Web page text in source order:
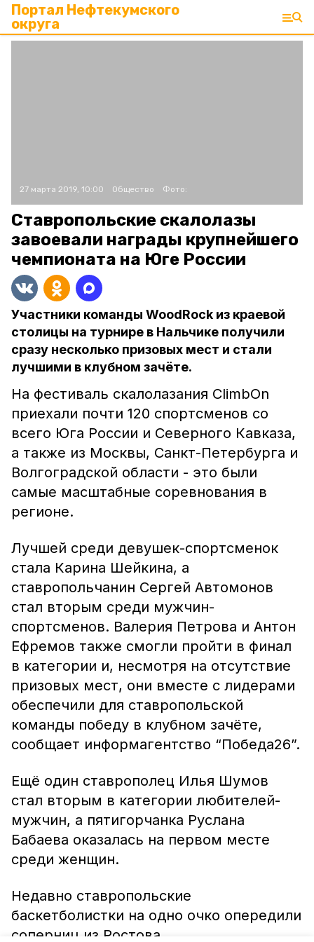
Портал Нефтекумского
округа
27 марта 2019, 10:00 Общество Фото:
Ставропольские скалолазы
завоевали награды крупнейшего
чемпионата на Юге России
Участники команды WoodRock из краевой
столицы на турнире в Нальчике получили
сразу несколько призовых мест и стали
лучшими в клубном зачёте.
На фестиваль скалолазания ClimbOn
приехали почти 120 спортсменов со
всего Юга России и Северного Кавказа,
а также из Москвы, Санкт-Петербурга и
Волгоградской области - это были
самые масштабные соревнования в
регионе.
Лучшей среди девушек-спортсменок
стала Карина Шейкина, а
ставропольчанин Сергей Автомонов
стал вторым среди мужчин-
спортсменов. Валерия Петрова и Антон
Ефремов также смогли пройти в финал
в категории и, несмотря на отсутствие
призовых мест, они вместе с лидерами
обеспечили для ставропольской
команды победу в клубном зачёте,
сообщает информагентство “Победа26”.
Ещё один ставрополец Илья Шумов
стал вторым в категории любителей-
мужчин, а пятигорчанка Руслана
Бабаева оказалась на первом месте
среди женщин.
Недавно ставропольские
баскетболистки на одно очко опередили
соперниц из Ростова.